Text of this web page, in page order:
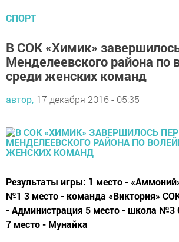
СПОРТ
В СОК «Химик»
Менделеевского района по
среди женских команд
автор, 17 декабря 2016 - 05:35
Результаты игры: 1 место -
№1 3 место - команда «Виктория»
- Администрация 5 место - школа №3
7 место - Мунайка